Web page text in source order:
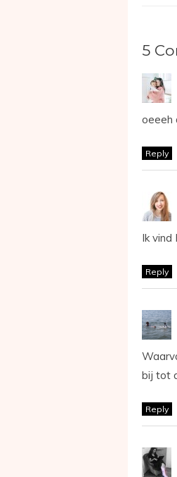
5
oeeeh
Reply
Ik vind
Reply
bij tot
Reply